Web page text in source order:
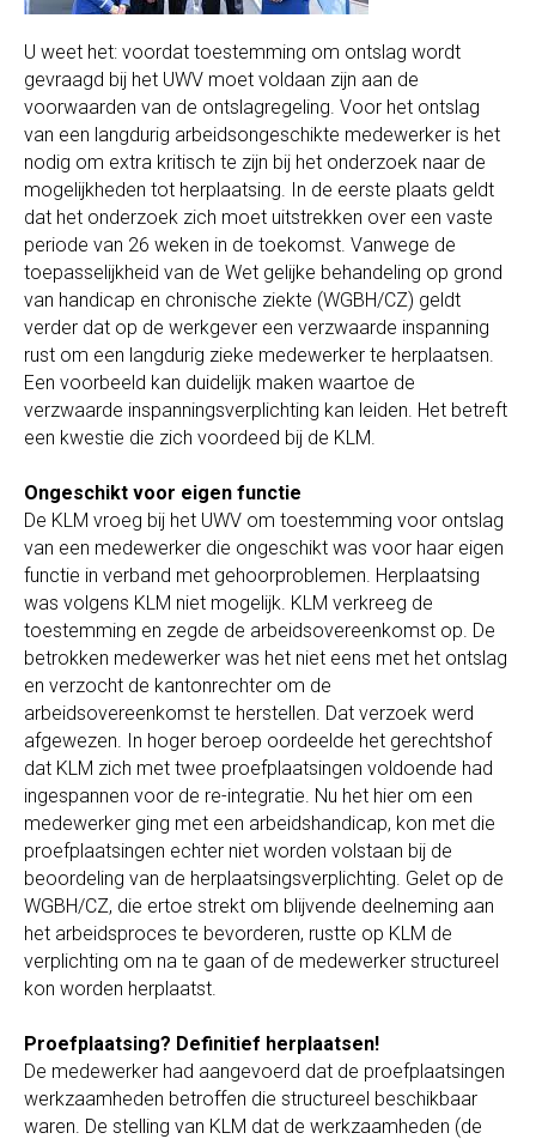
U weet het: voordat toestemming om ontslag wordt
gevraagd bij het UWV moet voldaan zijn aan de
voorwaarden van de ontslagregeling. Voor het ontslag
van een langdurig arbeidsongeschikte medewerker is het
nodig om extra kritisch te zijn bij het onderzoek naar de
mogelijkheden tot herplaatsing. In de eerste plaats geldt
dat het onderzoek zich moet uitstrekken over een vaste
periode van 26 weken in de toekomst. Vanwege de
toepasselijkheid van de Wet gelijke behandeling op grond
van handicap en chronische ziekte (WGBH/CZ) geldt
verder dat op de werkgever een verzwaarde inspanning
rust om een langdurig zieke medewerker te herplaatsen.
Een voorbeeld kan duidelijk maken waartoe de
verzwaarde inspanningsverplichting kan leiden. Het betreft
een kwestie die zich voordeed bij de KLM.
Ongeschikt voor eigen functie
De KLM vroeg bij het UWV om toestemming voor ontslag
van een medewerker die ongeschikt was voor haar eigen
functie in verband met gehoorproblemen. Herplaatsing
was volgens KLM niet mogelijk. KLM verkreeg de
toestemming en zegde de arbeidsovereenkomst op. De
betrokken medewerker was het niet eens met het ontslag
en verzocht de kantonrechter om de
arbeidsovereenkomst te herstellen. Dat verzoek werd
afgewezen. In hoger beroep oordeelde het gerechtshof
dat KLM zich met twee proefplaatsingen voldoende had
ingespannen voor de re-integratie. Nu het hier om een
medewerker ging met een arbeidshandicap, kon met die
proefplaatsingen echter niet worden volstaan bij de
beoordeling van de herplaatsingsverplichting. Gelet op de
WGBH/CZ, die ertoe strekt om blijvende deelneming aan
het arbeidsproces te bevorderen, rustte op KLM de
verplichting om na te gaan of de medewerker structureel
kon worden herplaatst.
Proefplaatsing? Definitief herplaatsen!
De medewerker had aangevoerd dat de proefplaatsingen
werkzaamheden betroffen die structureel beschikbaar
waren. De stelling van KLM dat de werkzaamheden (de